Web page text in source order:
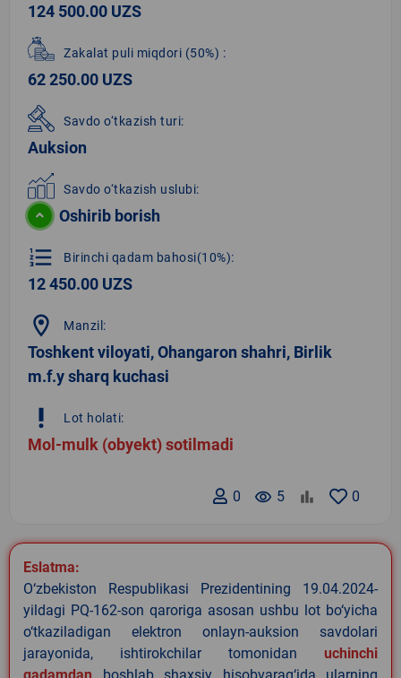
124 500.00 UZS
Zakalat puli miqdori (50%) :
62 250.00 UZS
Savdo o‘tkazish turi:
Auksion
Savdo o‘tkazish uslubi:
Oshirib borish
format_list_numbered Birinchi qadam bahosi(10%):
12 450.00 UZS
location_on Manzil:
Toshkent viloyati, Ohangaron shahri, Birlik
m.f.y sharq kuchasi
priority_high Lot holati:
Mol-mulk (obyekt) sotilmadi
0
remove_red_eye 5
0
Eslatma:
O‘zbekiston Respublikasi Prezidentining 19.04.2024-
yildagi PQ-162-son qaroriga asosan ushbu lot bo‘yicha
o‘tkaziladigan elektron onlayn-auksion savdolari
jarayonida, ishtirokchilar tomonidan uchinchi